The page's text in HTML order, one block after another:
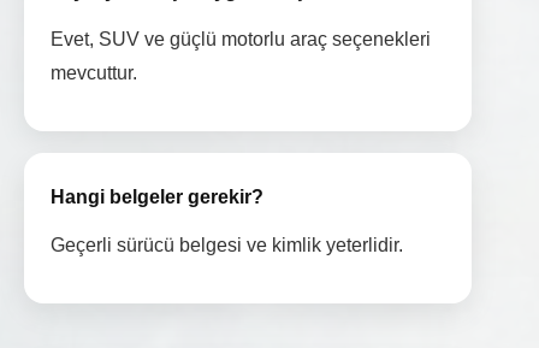
Evet, SUV ve güçlü motorlu araç seçenekleri
mevcuttur.
Hangi belgeler gerekir?
Geçerli sürücü belgesi ve kimlik yeterlidir.